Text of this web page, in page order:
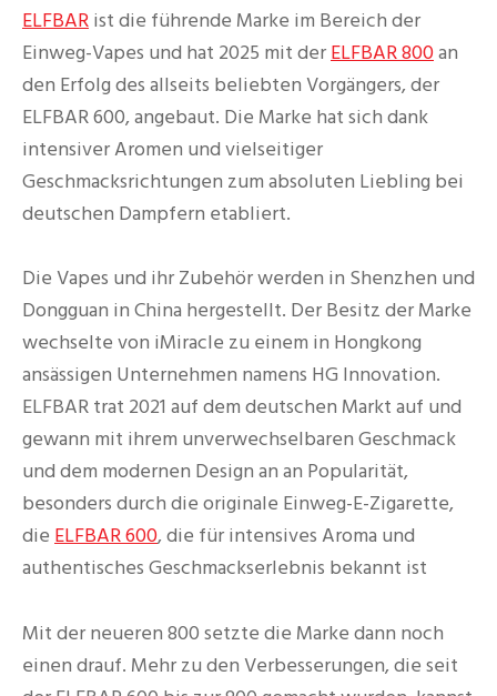
ELFBAR ist die führende Marke im Bereich der
Einweg-Vapes und hat 2025 mit der ELFBAR 800an
den Erfolg des allseits beliebten Vorgängers, der
ELFBAR 600, angebaut. Die Marke hat sich dank
intensiver Aromen und vielseitiger
Geschmacksrichtungen zum absoluten Liebling bei
deutschen Dampfern etabliert.
Die Vapes und ihr Zubehör werden in Shenzhen und
Dongguan in China hergestellt. Der Besitz der Marke
wechselte von iMiracle zu einem in Hongkong
ansässigen Unternehmen namens HG Innovation.
ELFBAR trat 2021 auf dem deutschen Markt auf und
gewann mit ihrem unverwechselbaren Geschmack
und dem modernen Design an an Popularität,
besonders durch die originale Einweg-E-Zigarette,
die ELFBAR 600, die für intensives Aroma und
authentisches Geschmackserlebnis bekannt ist
Mit der neueren 800 setzte die Marke dann noch
einen drauf. Mehr zu den Verbesserungen, die seit